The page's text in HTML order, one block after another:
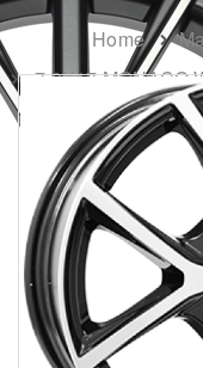
Home
7,0X17 MONACO
17 40 4X100